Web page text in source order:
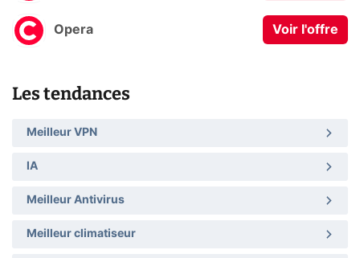
Opera Voir l'offre
Les tendances
Meilleur VPN
IA
Meilleur Antivirus
Meilleur climatiseur